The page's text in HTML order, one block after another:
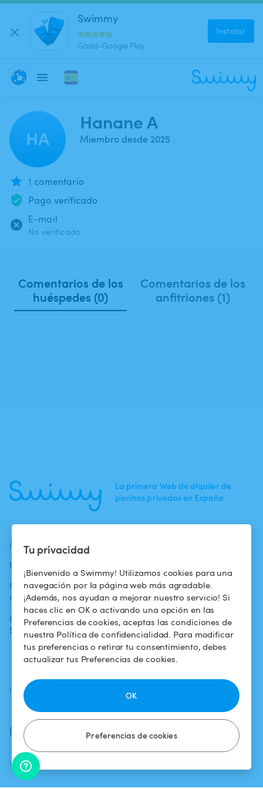
Tu privacidad
¡Bienvenido a Swimmy! Utilizamos cookies para una
navegación por la página web más agradable.
¡Además, nos ayudan a mejorar nuestro servicio! Si
haces clic en OK o activando una opción en las
Preferencias de cookies, aceptas las condiciones de
nuestra Política de confidencialidad. Para modificar
tus preferencias o retirar tu consentimiento, debes
actualizar tus Preferencias de cookies.
Preferencias de cookies
OK
Swimmy
Gratis-Google Play
Instalar
HA
Hanane A
Miembro desde 2025
1 comentario
Pago verificado
E-mail
No verificado
Comentarios de los
huéspedes (0)
Comentarios de los
anfitriones (1)
La primera Web de alquiler de
piscinas privadas en España.
ACTUALIDADES
Blog
Swimmy en los
medios
La aventura
Swimmy
Para los
propietarios
Alquilar mi
piscina
¿Cómo funciona?
Condiciones de
uso
Política de
confidencialidad
Aviso legal
SÍGUENOS
Facebook
Instagram